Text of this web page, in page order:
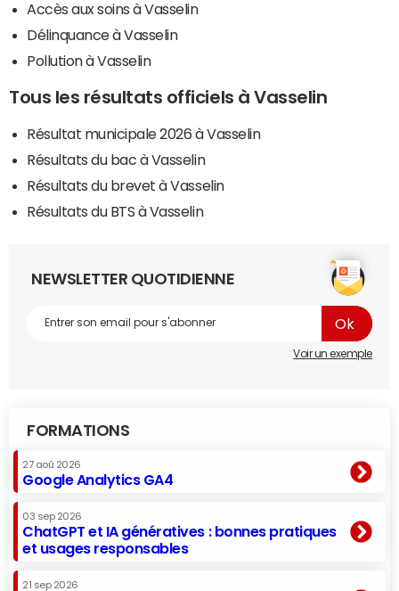
Accès aux soins à Vasselin
Délinquance à Vasselin
Pollution à Vasselin
Tous les résultats officiels à Vasselin
Résultat municipale 2026 à Vasselin
Résultats du bac à Vasselin
Résultats du brevet à Vasselin
Résultats du BTS à Vasselin
NEWSLETTER QUOTIDIENNE
Voir un exemple
FORMATIONS
27 aoû 2026
Google Analytics GA4
03 sep 2026
ChatGPT et IA génératives : bonnes pratiques
et usages responsables
21 sep 2026